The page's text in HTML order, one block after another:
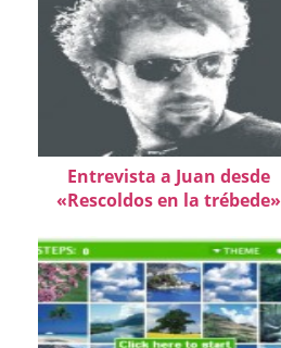
Entrevista a Juan desde
«Rescoldos en la trébede»